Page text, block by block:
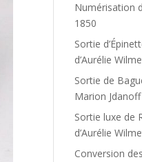
Numérisation
1850
Sortie
d’Aurélie
Sortie de
Marion Jdanoff
Sortie luxe de
d’Aurélie
Conversion